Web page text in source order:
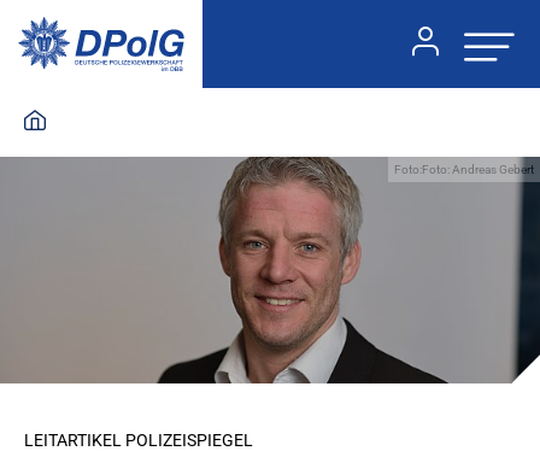
Foto:Foto: Andreas Gebert
LEITARTIKEL POLIZEISPIEGEL